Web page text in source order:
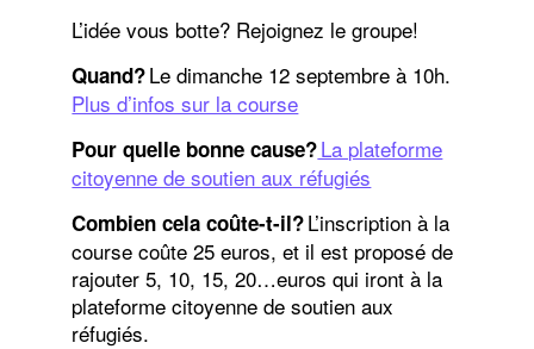
L’idée vous botte? Rejoignez le groupe!
Quand?Le dimanche 12 septembre à 10h.
Plus d’infos sur la course
Pour quelle bonne cause?La plateforme
citoyenne de soutien aux réfugiés
Combien cela coûte-t-il?L’inscription à la
course coûte 25 euros, et il est proposé de
rajouter 5, 10, 15, 20…euros qui iront à la
plateforme citoyenne de soutien aux
réfugiés.